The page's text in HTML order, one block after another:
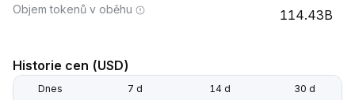
Objem tokenů v oběhu 114.43B
Historie cen (USD)
Dnes 7 d 14 d 30 d